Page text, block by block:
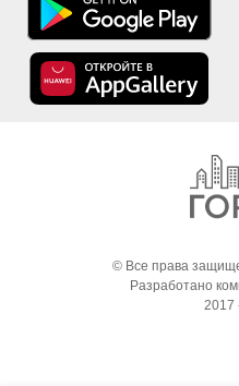
© Все права
Разработано
2017